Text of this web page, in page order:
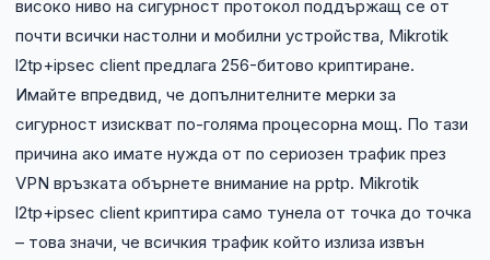
високо ниво на сигурност протокол поддържащ се от
почти всички настолни и мобилни устройства, Mikrotik
l2tp+ipsec client предлага 256-битово криптиране.
Имайте впредвид, че допълнителните мерки за
сигурност изискват по-голяма процесорна мощ. По тази
причина ако имате нужда от по сериозен трафик през
VPN връзката обърнете внимание на pptp. Mikrotik
l2tp+ipsec client криптира само тунела от точка до точка
– това значи, че всичкия трафик който излиза извън